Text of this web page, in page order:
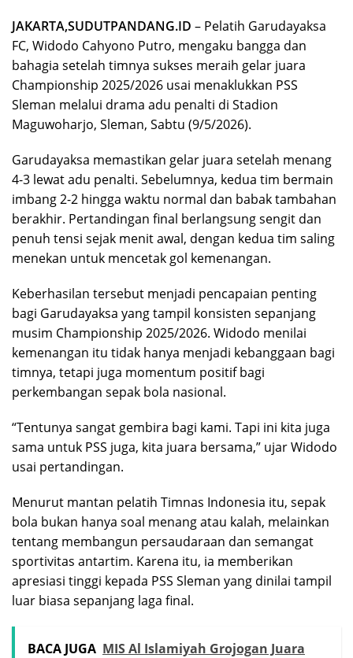
JAKARTA,SUDUTPANDANG.ID – Pelatih Garudayaksa
FC, Widodo Cahyono Putro, mengaku bangga dan
bahagia setelah timnya sukses meraih gelar juara
Championship 2025/2026 usai menaklukkan PSS
Sleman melalui drama adu penalti di Stadion
Maguwoharjo, Sleman, Sabtu (9/5/2026).
Garudayaksa memastikan gelar juara setelah menang
4-3 lewat adu penalti. Sebelumnya, kedua tim bermain
imbang 2-2 hingga waktu normal dan babak tambahan
berakhir. Pertandingan final berlangsung sengit dan
penuh tensi sejak menit awal, dengan kedua tim saling
menekan untuk mencetak gol kemenangan.
Keberhasilan tersebut menjadi pencapaian penting
bagi Garudayaksa yang tampil konsisten sepanjang
musim Championship 2025/2026. Widodo menilai
kemenangan itu tidak hanya menjadi kebanggaan bagi
timnya, tetapi juga momentum positif bagi
perkembangan sepak bola nasional.
“Tentunya sangat gembira bagi kami. Tapi ini kita juga
sama untuk PSS juga, kita juara bersama,” ujar Widodo
usai pertandingan.
Menurut mantan pelatih Timnas Indonesia itu, sepak
bola bukan hanya soal menang atau kalah, melainkan
tentang membangun persaudaraan dan semangat
sportivitas antartim. Karena itu, ia memberikan
apresiasi tinggi kepada PSS Sleman yang dinilai tampil
luar biasa sepanjang laga final.
BACA JUGA MIS Al Islamiyah Grojogan Juara